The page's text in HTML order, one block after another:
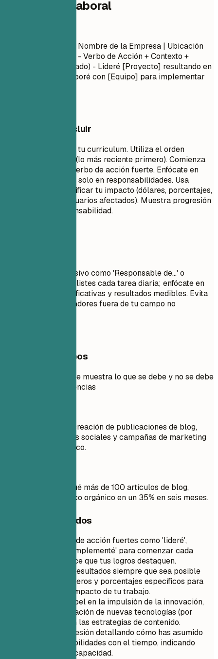
Experiencia laboral
| Nombre de la Empresa | Ubicación
- Verbo de Acción + Contexto +
Resultado (Cuantificado) - Lideré [Proyecto] resultando en
[Resultado]... - Colaboré con [Equipo] para implementar
Qué conviene incluir
Este es el núcleo de tu currículum. Utiliza el orden
cronológico inverso (lo más reciente primero). Comienza
cada punto con un verbo de acción fuerte. Enfócate en
logros e impacto, no solo en responsabilidades. Usa
números para cuantificar tu impacto (dólares, porcentajes,
tiempo ahorrado, usuarios afectados). Muestra progresión
y aumento de responsabilidad.
Evita el lenguaje pasivo como 'Responsable de...' o
'Encargado de...'. No listes cada tarea diaria; enfócate en
contribuciones significativas y resultados medibles. Evita
jerga que los reclutadores fuera de tu campo no
Ejemplos prácticos
Ejemplo práctico que muestra lo que se debe y no se debe
hacer en las experiencias
Responsable de la creación de publicaciones de blog,
contenido para redes sociales y campañas de marketing
por correo electrónico.
Desarrollé y publiqué más de 100 artículos de blog,
aumentando el tráfico orgánico en un 35% en seis meses.
Consejos rápidos
Utiliza verbos de acción fuertes como 'lideré',
'desarrollé' o 'implementé' para comenzar cada
punto. Esto hace que tus logros destaquen.
Cuantifica los resultados siempre que sea posible
utilizando números y porcentajes específicos para
demostrar el impacto de tu trabajo.
Destaca tu papel en la impulsión de la innovación,
como la integración de nuevas tecnologías (por
ejemplo, IA) en las estrategias de contenido.
Muestra progresión detallando cómo has asumido
más responsabilidades con el tiempo, indicando
crecimiento y capacidad.